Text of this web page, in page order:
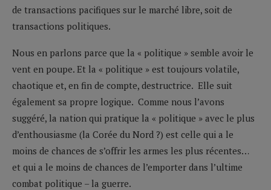
de transactions pacifiques sur le marché libre, soit de
transactions politiques.
Nous en parlons parce que la « politique » semble avoir le
vent en poupe. Et la « politique » est toujours volatile,
chaotique et, en fin de compte, destructrice. Elle suit
également sa propre logique. Comme nous l’avons
suggéré, la nation qui pratique la « politique » avec le plus
d’enthousiasme (la Corée du Nord ?) est celle qui a le
moins de chances de s’offrir les armes les plus récentes…
et qui a le moins de chances de l’emporter dans l’ultime
combat politique – la guerre.